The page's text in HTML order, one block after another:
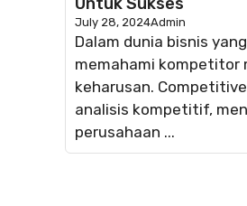
July 28, 2024Admin
Dalam dunia bisnis
memahami kompetitor
keharusan.
analisis kompetitif,
perusahaan ...